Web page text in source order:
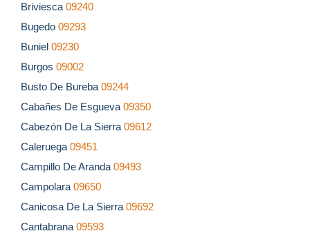
Briviesca 09240
Bugedo 09293
Buniel 09230
Burgos 09002
Busto De Bureba 09244
Cabañes De Esgueva 09350
Cabezón De La Sierra 09612
Caleruega 09451
Campillo De Aranda 09493
Campolara 09650
Canicosa De La Sierra 09692
Cantabrana 09593